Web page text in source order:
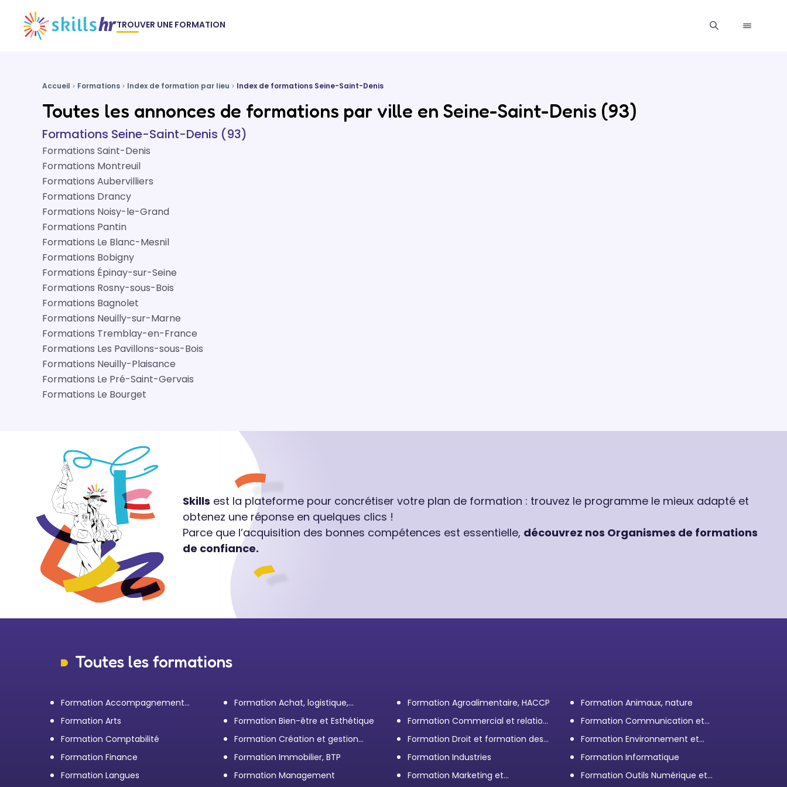
TROUVER UNE FORMATION
Accueil Formations Index de formation par lieu Index de formations Seine-Saint-Denis
Toutes les annonces de formations par ville en Seine-Saint-Denis (93)
Formations Seine-Saint-Denis (93)
Formations Saint-Denis
Formations Montreuil
Formations Aubervilliers
Formations Drancy
Formations Noisy-le-Grand
Formations Pantin
Formations Le Blanc-Mesnil
Formations Bobigny
Formations Épinay-sur-Seine
Formations Rosny-sous-Bois
Formations Bagnolet
Formations Neuilly-sur-Marne
Formations Tremblay-en-France
Formations Les Pavillons-sous-Bois
Formations Neuilly-Plaisance
Formations Le Pré-Saint-Gervais
Formations Le Bourget
Skills est la plateforme pour concrétiser votre plan de formation : trouvez le programme le mieux adapté et
obtenez une réponse en quelques clics !
Parce que l’acquisition des bonnes compétences est essentielle, découvrez nos Organismes de formations
de confiance.
Toutes les formations
Formation Accompagnement
personnel et Bilan de
compétences
Formation Achat, logistique,
transport
Formation Agroalimentaire, HACCP
Formation Animaux, nature
Formation Arts
Formation Bien-être et Esthétique
Formation Commercial et relation
client
Formation Communication et
efficacité personnelle et
professionnelle
Formation Comptabilité
Formation Création et gestion
d'entreprise
Formation Droit et formation des
Élus
Formation Environnement et
démarche RSE
Formation Finance Formation Immobilier, BTP Formation Industries
Formation Informatique
Formation Langues
Formation Management
Formation Marketing et
Formation Outils Numérique et